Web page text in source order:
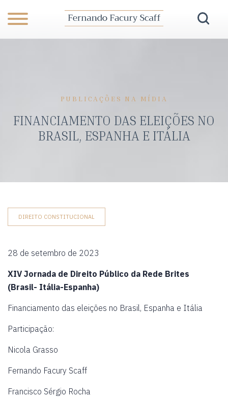
PUBLICAÇÕES NA MÍDIA
FINANCIAMENTO DAS ELEIÇÕES NO
BRASIL, ESPANHA E ITÁLIA
DIREITO CONSTITUCIONAL
28 de setembro de 2023
XIV Jornada de Direito Público da Rede Brites
(Brasil- Itália-Espanha)
Financiamento das eleições no Brasil, Espanha e Itália
Participação:
Nicola Grasso
Fernando Facury Scaff
Francisco Sérgio Rocha